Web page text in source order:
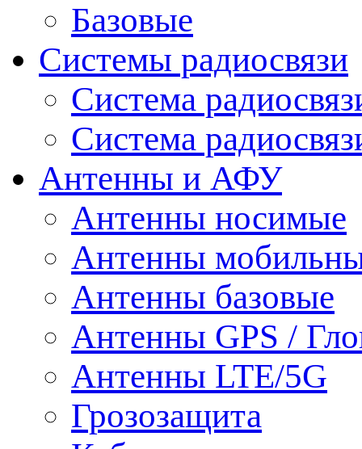
Базовые
Системы радиосвязи
Система
Система
Антенны и АФУ
Антенны носимые
Антенны
Антенны базовые
Антенны GPS /
Антенны LTE/5G
Грозозащита